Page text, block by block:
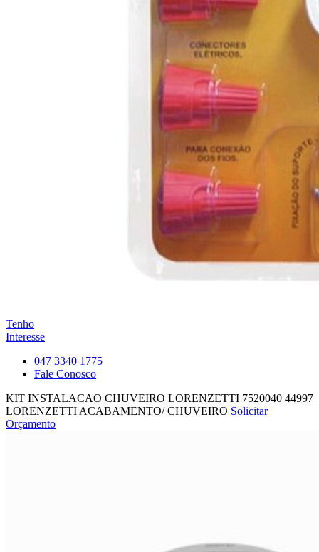
Tenho
Interesse
047 3340 1775
Fale Conosco
KIT INSTALACAO CHUVEIRO LORENZETTI 7520040 44997
LORENZETTI ACABAMENTO/ CHUVEIRO Solicitar
Orçamento